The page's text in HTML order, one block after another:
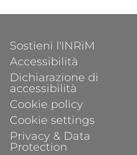
FOOTER 2
Sostieni l'INRiM
Accessibilità
Dichiarazione di
accessibilità
Cookie policy
Cookie settings
Privacy & Data
Protection